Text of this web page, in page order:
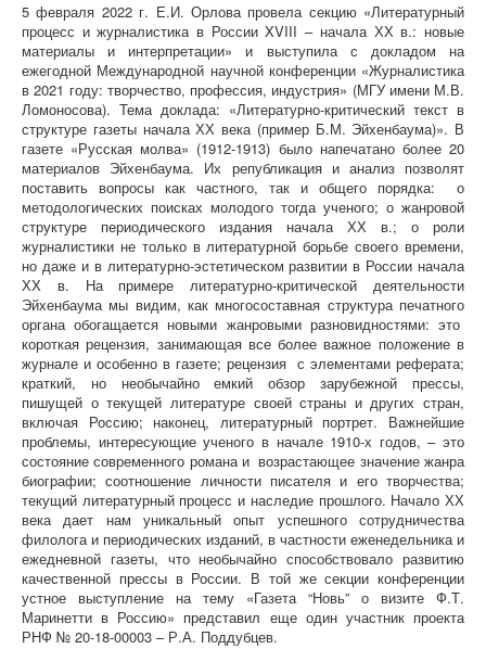
5 февраля 2022 г. Е.И. Орлова провела секцию «Литературный
процесс и журналистика в России XVIII – начала ХХ в.: новые
материалы и интерпретации» и выступила с докладом на
ежегодной Международной научной конференции «Журналистика
в 2021 году: творчество, профессия, индустрия» (МГУ имени М.В.
Ломоносова). Тема доклада: «Литературно-критический текст в
структуре газеты начала ХХ века (пример Б.М. Эйхенбаума)». В
газете «Русская молва» (1912-1913) было напечатано более 20
материалов Эйхенбаума. Их републикация и анализ позволят
поставить вопросы как частного, так и общего порядка: о
методологических поисках молодого тогда ученого; о жанровой
структуре периодического издания начала ХХ в.; о роли
журналистики не только в литературной борьбе своего времени,
но даже и в литературно-эстетическом развитии в России начала
ХХ в. На примере литературно-критической деятельности
Эйхенбаума мы видим, как многосоставная структура печатного
органа обогащается новыми жанровыми разновидностями: это
короткая рецензия, занимающая все более важное положение в
журнале и особенно в газете; рецензия с элементами реферата;
краткий, но необычайно емкий обзор зарубежной прессы,
пишущей о текущей литературе своей страны и других стран,
включая Россию; наконец, литературный портрет. Важнейшие
проблемы, интересующие ученого в начале 1910-х годов, – это
состояние современного романа и возрастающее значение жанра
биографии; соотношение личности писателя и его творчества;
текущий литературный процесс и наследие прошлого. Начало ХХ
века дает нам уникальный опыт успешного сотрудничества
филолога и периодических изданий, в частности еженедельника и
ежедневной газеты, что необычайно способствовало развитию
качественной прессы в России. В той же секции конференции
устное выступление на тему «Газета “Новь” о визите Ф.Т.
Маринетти в Россию» представил еще один участник проекта
РНФ № 20-18-00003 – Р.А. Поддубцев.